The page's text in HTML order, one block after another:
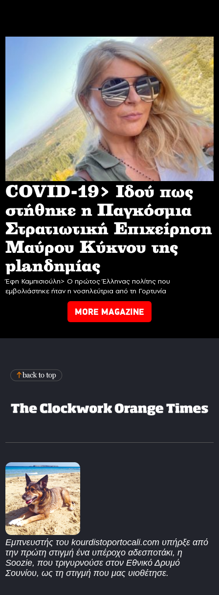
COVID-19> Iδού πως
στήθηκε η Παγκόσμια
Στρατιωτική Επιχείρηση
Mαύρου Κύκνου της
planδημίας
Έφη Καμπισιούλη> Ο πρώτος Έλληνας πολίτης που
εμβολιάστηκε ήταν η νοσηλεύτρια από τη Γορτυνία
MORE MAGAZINE
Εμπνευστής του kourdistoportocali.com υπήρξε από
την πρώτη στιγμή ένα υπέροχο αδεσποτάκι, η
Soozie, που τριγυρνούσε στον Εθνικό Δρυμό
Σουνίου, ως τη στιγμή που μας υιοθέτησε.